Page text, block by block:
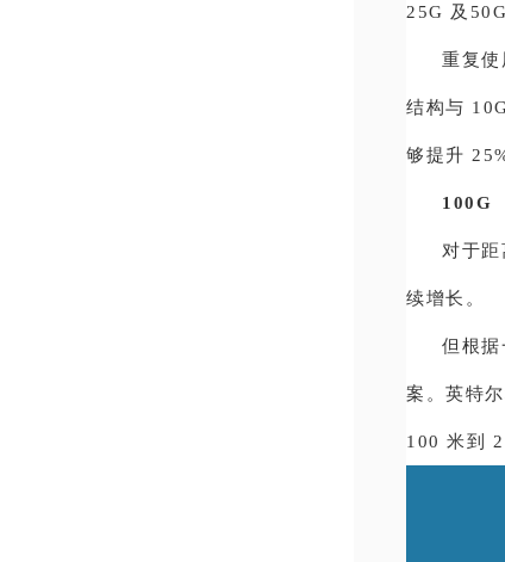
25G 及
重复
结构与
够提升
100G
对于
续增长。
但根
案。英特
100 米到 2